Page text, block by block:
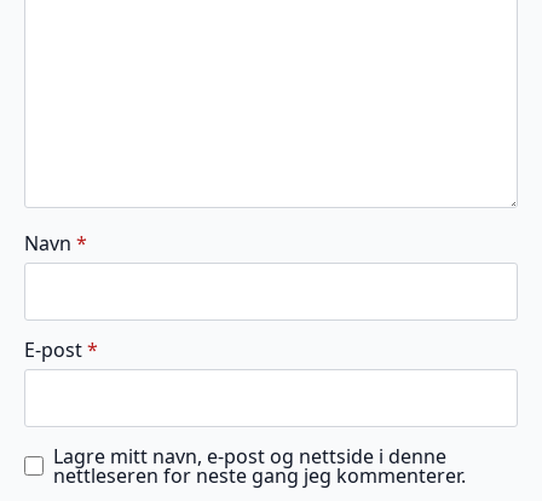
Navn *
E-post*
Lagre mitt navn, e-post og nettside i denne
nettleseren for neste gang jeg kommenterer.